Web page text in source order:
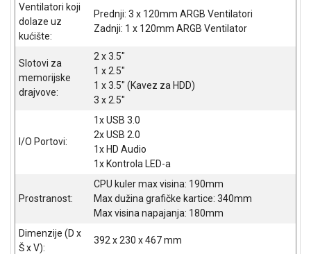
Ventilatori koji
dolaze uz
kućište:
Prednji: 3 x 120mm ARGB Ventilatori
Zadnji: 1 x 120mm ARGB Ventilator
Slotovi za
memorijske
drajvove:
2 x 3.5"
1 x 2.5"
1 x 3.5" (Kavez za HDD)
3 x 2.5"
I/O Portovi:
1x USB 3.0
2x USB 2.0
1x HD Audio
1x Kontrola LED-a
Prostranost:
CPU kuler max visina: 190mm
Max dužina grafičke kartice: 340mm
Max visina napajanja: 180mm
Dimenzije (D x
Š x V):
392 x 230 x 467 mm